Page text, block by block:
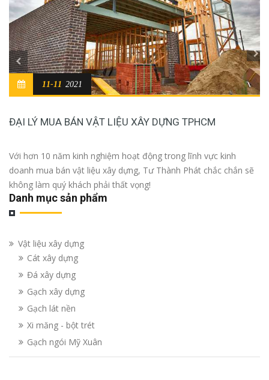
ĐẠI LÝ MUA BÁN VẬT LIỆU XÂY DỰNG TPHCM
11-11 2021
Với hơn 10 năm kinh nghiệm hoạt động trong lĩnh vực kinh
doanh mua bán vật liệu xây dựng, Tư Thành Phát chắc chắn sẽ
không làm quý khách phải thất vọng!
Danh mục sản phẩm
Vật liệu xây dựng
Cát xây dựng
Đá xây dựng
Gạch xây dựng
Gạch lát nền
Xi măng - bột trét
Gạch ngói Mỹ Xuân